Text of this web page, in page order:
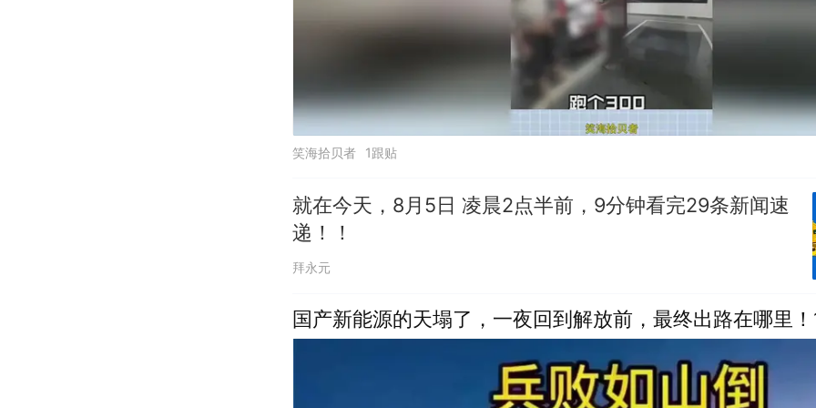
笑海拾贝者 1跟贴
就在今天，8月5日 凌晨2点半前，9分钟看完29条新闻速
递！！
拜永元
国产新能源的天塌了，一夜回到解放前，最终出路在哪里！